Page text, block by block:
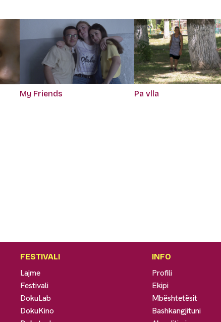
My Friends Pa vlla
FESTIVALI
Lajme
Festivali
DokuLab
DokuKino
INFO
Profili
Ekipi
Mbështetësit
Bashkangjituni